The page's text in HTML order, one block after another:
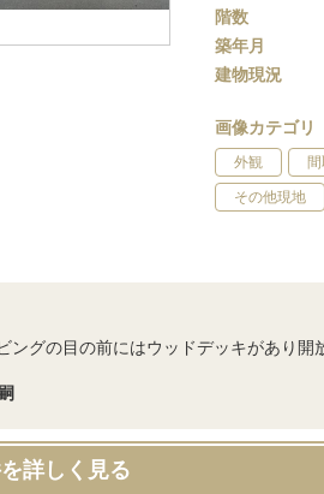
階数
築年月
建物現況
画像カテゴリ
外観 間
その他現地
グの目の前にはウッドデッキがあり開
詳しく見る